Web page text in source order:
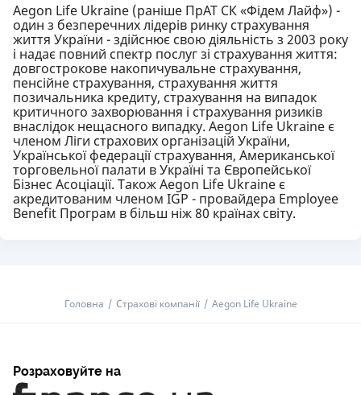
Aegon Life Ukraine (раніше ПрАТ СК «Фідем Лайф») -
один з безперечних лідерів ринку страхування
життя України - здійснює свою діяльність з 2003 року
і надає повний спектр послуг зі страхування життя:
довгострокове накопичувальне страхування,
пенсійне страхування, страхування життя
позичальника кредиту, страхування на випадок
критичного захворювання і страхування ризиків
внаслідок нещасного випадку. Aegon Life Ukraine є
членом Ліги страхових організацій України,
Української федерації страхування, Американської
торговельної палати в Україні та Європейської
Бізнес Асоціації. Також Aegon Life Ukraine є
акредитованим членом IGP - провайдера Employee
Benefit Програм в більш ніж 80 країнах світу.
Головна Страхові компанії Aegon Life Ukraine
Розраховуйте на